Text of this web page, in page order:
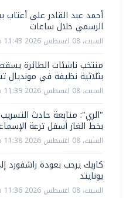
أحمد عبد القادر على أعتاب
الرسمي خلال ساعات
السبت، 08 اغسطس 2026 11:43 م
منتخب ناشئات الطائرة
بثلاثية نظيفة في مونديال
السبت، 08 اغسطس 2026 11:39 م
"الري": متابعة حادث التسريب
بخط الغاز أسفل ترعة
السبت، 08 اغسطس 2026 11:38 م
كاريك يرحب بعودة راشفورد
يونايتد
السبت، 08 اغسطس 2026 11:36 م